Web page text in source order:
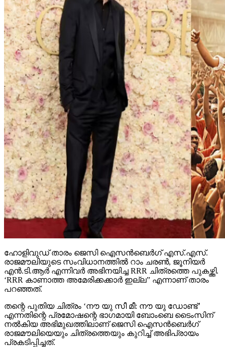
ഹോളിവുഡ് താരം ജെസി ഐസന്‍ബെര്‍ഗ് എസ്.എസ്.
രാജമൗലിയുടെ സംവിധാനത്തില്‍ റാം ചരണ്‍, ജൂനിയര്‍
എന്‍.ടി.ആര്‍ എന്നിവര്‍ അഭിനയിച്ച RRR ചിത്രത്തെ പുകഴ്ത്തി.
‘RRR കാണാത്ത അമേരിക്കക്കാര്‍ ഇല്ല” എന്നാണ് താരം
പറഞ്ഞത്.
തന്റെ പുതിയ ചിത്രം ‘നൗ യു സീ മീ: നൗ യു ഡോണ്ട്’
എന്നതിന്റെ പ്രമോഷന്റെ ഭാഗമായി ബോംബെ ടൈംസിന്
നല്‍കിയ അഭിമുഖത്തിലാണ് ജെസി ഐസന്‍ബെര്‍ഗ്
രാജമൗലിയെയും ചിത്രത്തെയും കുറിച്ച് അഭിപ്രായം
പ്രകടിപ്പിച്ചത്.